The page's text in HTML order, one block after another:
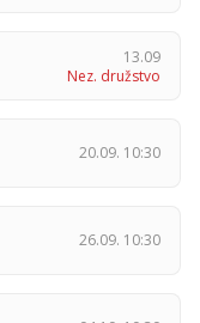
13.09
Nez. družstvo
20.09. 10:30
26.09. 10:30